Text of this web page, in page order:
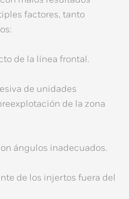
factores, tanto
de la línea frontal.
de unidades
de la zona
ángulos inadecuados.
de los injertos fuera del